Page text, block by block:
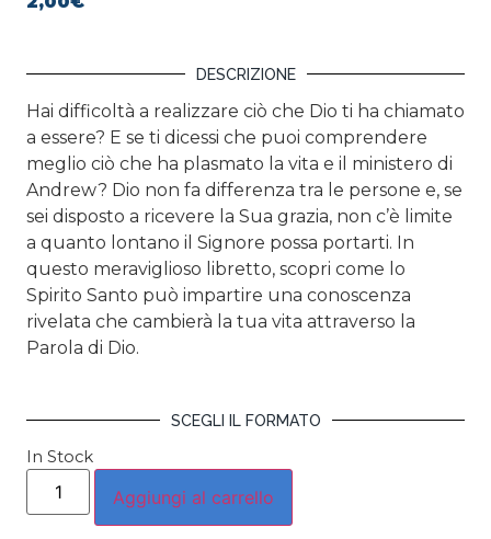
DESCRIZIONE
Hai difficoltà a realizzare ciò che Dio ti ha chiamato
a essere? E se ti dicessi che puoi comprendere
meglio ciò che ha plasmato la vita e il ministero di
Andrew? Dio non fa differenza tra le persone e, se
sei disposto a ricevere la Sua grazia, non c’è limite
a quanto lontano il Signore possa portarti. In
questo meraviglioso libretto, scopri come lo
Spirito Santo può impartire una conoscenza
rivelata che cambierà la tua vita attraverso la
Parola di Dio.
SCEGLI IL FORMATO
In Stock
Aggiungi al carrello